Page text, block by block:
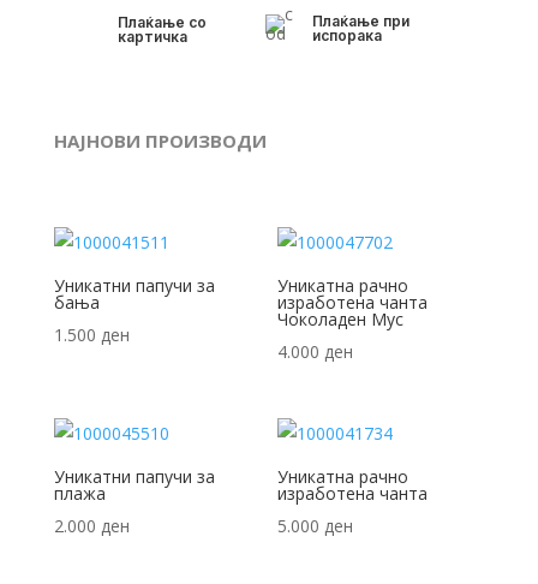
Плаќање со
картичка
Плаќање при
испорака
НАЈНОВИ ПРОИЗВОДИ
Уникатни папучи за
бања
1.500 ден
Уникатна рачно
изработена чанта
Чоколаден Мус
4.000ден
Уникатни папучи за
плажа
2.000 ден
Уникатна рачно
изработена чанта
5.000 ден